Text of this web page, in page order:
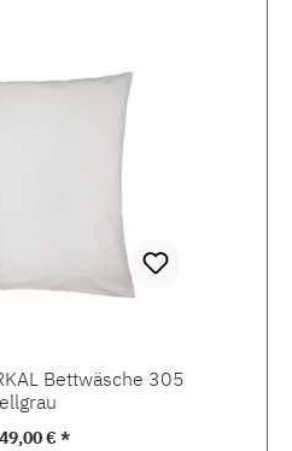
Bettwäsche 305
Preis:
49,00 € *